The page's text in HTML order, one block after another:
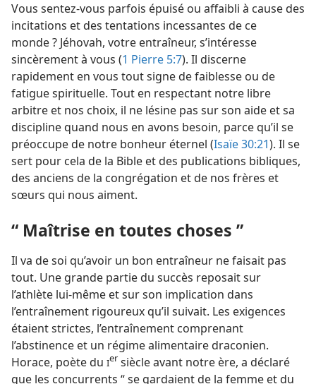
Vous sentez-vous parfois épuisé ou affaibli à cause des
incitations et des tentations incessantes de ce
monde ? Jéhovah, votre entraîneur, s’intéresse
sincèrement à vous (1 Pierre 5:7). Il discerne
rapidement en vous tout signe de faiblesse ou de
fatigue spirituelle. Tout en respectant notre libre
arbitre et nos choix, il ne lésine pas sur son aide et sa
discipline quand nous en avons besoin, parce qu’il se
préoccupe de notre bonheur éternel (Isaïe 30:21). Il se
sert pour cela de la Bible et des publications bibliques,
des anciens de la congrégation et de nos frères et
sœurs qui nous aiment.
“ Maîtrise en toutes choses ”
Il va de soi qu’avoir un bon entraîneur ne faisait pas
tout. Une grande partie du succès reposait sur
l’athlète lui-même et sur son implication dans
l’entraînement rigoureux qu’il suivait. Les exigences
étaient strictes, l’entraînement comprenant
l’abstinence et un régime alimentaire draconien.
Horace, poète du Ier siècle avant notre ère, a déclaré
que les concurrents “ se gardaient de la femme et du